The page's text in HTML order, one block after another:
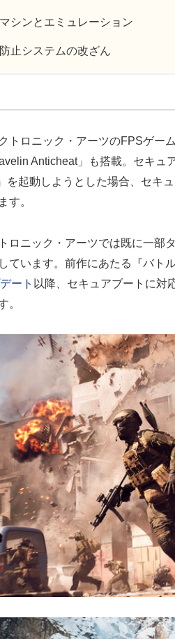
シンとエミュレーション
止システムの改ざん
トロニック・アーツのFPSゲー
Anticheat」も搭載。セキ
を起動しようとした場合、セキ
す。
ロニック・アーツでは既に一部
ています。前作にあたる『バト
ート 以降、セキュアブートに対
。